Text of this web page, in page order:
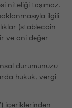
niteliği taşımaz.
ilgili
(stablecoin
ve ani değer
durumunuzu
hukuk, vergi
içeriklerinden